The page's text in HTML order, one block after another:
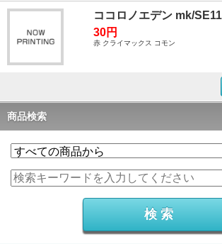
ココロノエデン mk/
30円
赤 クライマックス コモン
商品検索